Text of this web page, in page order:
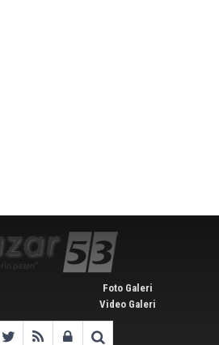
Foto Galeri
Video Galeri